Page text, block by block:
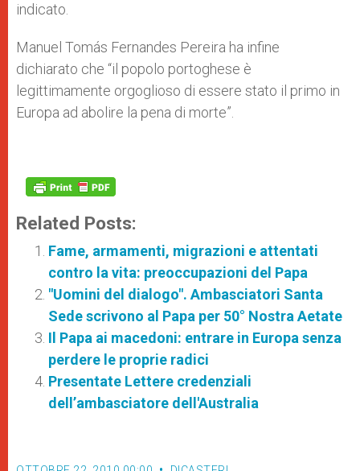
indicato.
Manuel Tomás Fernandes Pereira ha infine
dichiarato che “il popolo portoghese è
legittimamente orgoglioso di essere stato il primo in
Europa ad abolire la pena di morte”.
Related Posts:
Fame, armamenti, migrazioni e attentati
contro la vita: preoccupazioni del Papa
"Uomini del dialogo". Ambasciatori Santa
Sede scrivono al Papa per 50° Nostra Aetate
Il Papa ai macedoni: entrare in Europa senza
perdere le proprie radici
Presentate Lettere credenziali
dell’ambasciatore dell'Australia